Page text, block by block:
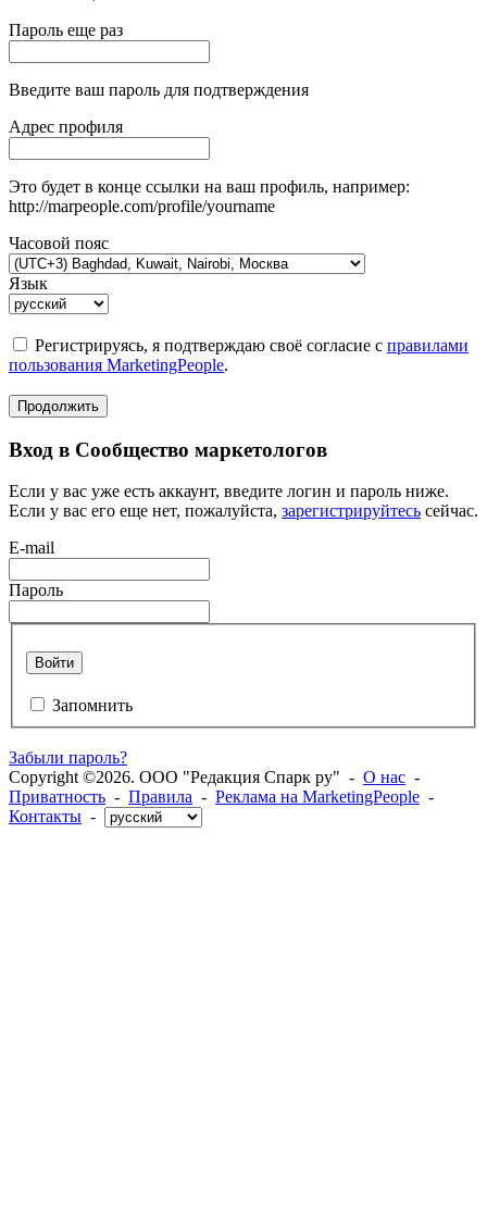
Пароль еще раз
Введите ваш пароль для подтверждения
Адрес профиля
Это будет в конце ссылки на ваш профиль, например:
http://marpeople.com/profile/yourname
Часовой пояс
Язык
Регистрируясь, я подтверждаю своё согласие с правилами
пользования MarketingPeople.
Продолжить
Вход в Сообщество маркетологов
Если у вас уже есть аккаунт, введите логин и пароль ниже.
Если у вас его еще нет, пожалуйста, зарегистрируйтесь сейчас.
E-mail
Пароль
Войти
Запомнить
Забыли пароль?
Copyright ©2026. ООО "Редакция Спарк ру" - О нас -
Приватность - Правила - Реклама на MarketingPeople -
Контакты -